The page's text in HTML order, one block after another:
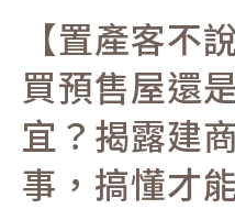
【置產客不
買預售屋還
宜？揭露建
事，搞懂才